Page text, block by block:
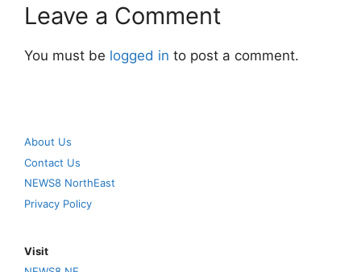
Leave a Comment
You must be logged in to post a comment.
About Us
Contact Us
NEWS8 NorthEast
Privacy Policy
Visit